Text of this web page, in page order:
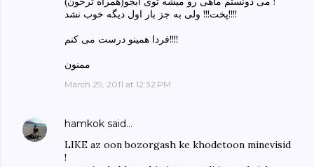
پخت!!! ولی به جز بار اول دیگه خوب نشد!!!!
فردا همینو درست می کنم!!!!
ممنون
March 29, 2011 at 12:32 PM
hamkok said…
LIKE az oon bozorgash ke khodetoon minevisid
!